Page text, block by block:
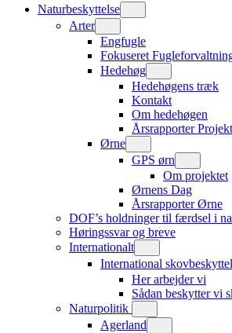
Naturbeskyttelse
Arter
Engfugle
Fokuseret
Hedehøg
Hedehøgens træk
Kontakt
Om hedehøgen
Årsrapporter
Ørne
GPS ørn
Om projektet
Ørnens Dag
Årsrapporter Ørne
DOF’s holdninger til færdsel i
Høringssvar og breve
Internationalt
International
Her arbejder vi
Sådan beskytter vi
Naturpolitik
Agerland